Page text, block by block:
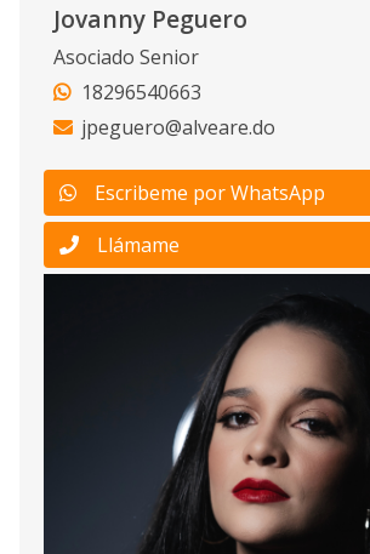
Jovanny Peguero
Asociado Senior
18296540663
jpeguero@alveare.do
Escribeme por WhatsApp
Llámame